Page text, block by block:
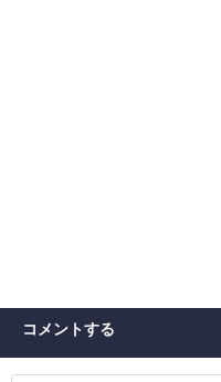
コメントする